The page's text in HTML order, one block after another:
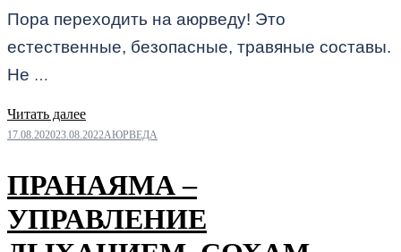
Пора переходить на аюрведу! Это
естественные, безопасные, травяные составы.
Не …
Читать далее
17.08.202023.08.2022АЮРВЕДА
ПРАНАЯМА –
УПРАВЛЕНИЕ